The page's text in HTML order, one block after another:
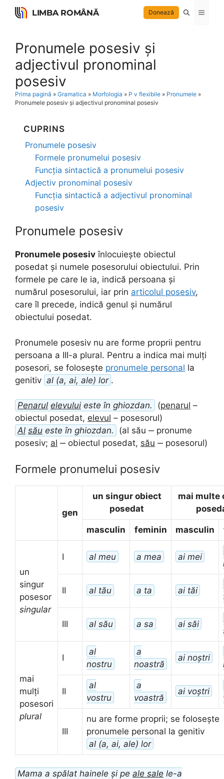
Skip
LIMBA ROMÂNĂ Donează Menu
Pronumele posesiv și
adjectivul pronominal
posesiv
Prima pagină » Gramatica » Morfologia » P v flexibile » Pronumele »
Pronumele posesiv și adjectivul pronominal posesiv
CUPRINS
Pronumele posesiv
Formele pronumelui posesiv
Funcția sintactică a pronumelui posesiv
Adjectiv pronominal posesiv
Funcția sintactică a adjectivul pronominal
posesiv
Pronumele posesiv
Pronumele posesiv înlocuiește obiectul
posedat și numele posesorului obiectului. Prin
formele pe care le ia, indică persoana și
numărul posesorului, iar prin articolul posesiv,
care îl precede, indică genul și numărul
obiectului posedat.
Pronumele posesiv nu are forme proprii pentru
persoana a III-a plural. Pentru a indica mai mulți
posesori, se folosește pronumele personal la
genitiv al (a, ai, ale) lor .
Penarul elevului este în ghiozdan. (penarul –
obiectul posedat, elevul – posesorul)
Al său este în ghiozdan.
(al său ‒ pronume
posesiv; al ‒ obiectul posedat, său ‒ posesorul)
Formele pronumelui posesiv
gen
un singur obiect
posedat
mai multe
masculin feminin masculin
un
singur
posesor
singular
I al meu a mea ai mei
II al tău a ta ai tăi
III al său a sa ai săi
mai
mulți
posesori
plural
I
al
nostru
a
noastră
ai noștri
II
al
vostru
a
voastră
ai voștri
III
nu are forme proprii; se folosește
pronumele personal la genitiv
al (a, ai, ale) lor
Mama a spălat hainele și pe ale sale le-a